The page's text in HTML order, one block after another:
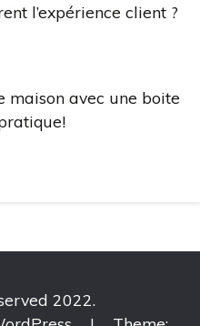
l’expérience client ?
maison avec une boite
2022.